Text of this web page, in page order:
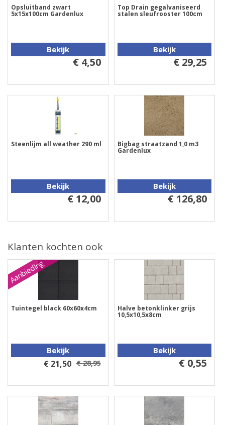
Opsluitband zwart
5x15x100cm Gardenlux
Bekijk
€ 4,50
Top Drain gegalvaniseerd
stalen sleufrooster 100cm
Bekijk
€ 29,25
Steenlijm all weather 290 ml
Bekijk
€ 12,00
Bigbag straatzand 1,0 m3
Gardenlux
Bekijk
€ 126,80
Klanten kochten ook
Aanbieding
Tuintegel black 60x60x4cm
Bekijk
€ 21,50 € 28,95
Halve betonklinker grijs
10,5x10,5x8cm
Bekijk
€ 0,55